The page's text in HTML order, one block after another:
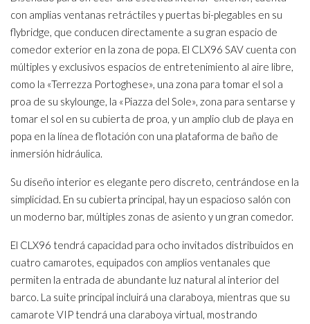
con amplias ventanas retráctiles y puertas bi-plegables en su
flybridge, que conducen directamente a su gran espacio de
comedor exterior en la zona de popa. El CLX96 SAV cuenta con
múltiples y exclusivos espacios de entretenimiento al aire libre,
como la «Terrezza Portoghese», una zona para tomar el sol a
proa de su skylounge, la «Piazza del Sole», zona para sentarse y
tomar el sol en su cubierta de proa, y un amplio club de playa en
popa en la línea de flotación con una plataforma de baño de
inmersión hidráulica.
Su diseño interior es elegante pero discreto, centrándose en la
simplicidad. En su cubierta principal, hay un espacioso salón con
un moderno bar, múltiples zonas de asiento y un gran comedor.
El CLX96 tendrá capacidad para ocho invitados distribuidos en
cuatro camarotes, equipados con amplios ventanales que
permiten la entrada de abundante luz natural al interior del
barco. La suite principal incluirá una claraboya, mientras que su
camarote VIP tendrá una claraboya virtual, mostrando